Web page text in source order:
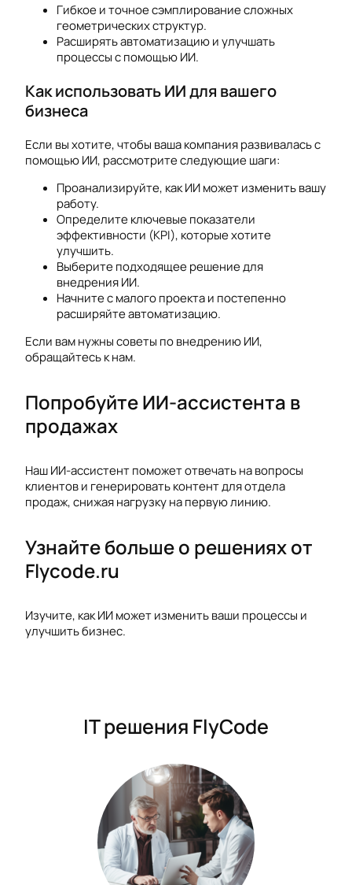
Гибкое и точное сэмплирование сложных
геометрических структур.
Расширять автоматизацию и улучшать
процессы с помощью ИИ.
Как использовать ИИ для вашего
бизнеса
Если вы хотите, чтобы ваша компания развивалась с
помощью ИИ, рассмотрите следующие шаги:
Проанализируйте, как ИИ может изменить вашу
работу.
Определите ключевые показатели
эффективности (KPI), которые хотите
улучшить.
Выберите подходящее решение для
внедрения ИИ.
Начните с малого проекта и постепенно
расширяйте автоматизацию.
Если вам нужны советы по внедрению ИИ,
обращайтесь к нам.
Попробуйте ИИ-ассистента в
продажах
Наш ИИ-ассистент поможет отвечать на вопросы
клиентов и генерировать контент для отдела
продаж, снижая нагрузку на первую линию.
Узнайте больше о решениях от
Flycode.ru
Изучите, как ИИ может изменить ваши процессы и
улучшить бизнес.
IT решения FlyCode